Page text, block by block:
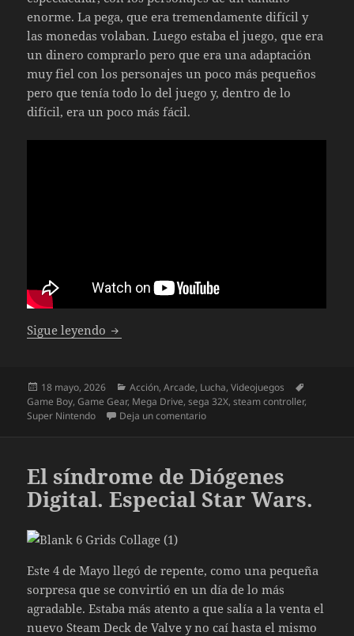
enorme. La pega, que era tremendamente difícil y
las monedas volaban. Luego estaba el juego, que era
un dinero comprarlo pero que era una adaptación
muy fiel con los personajes un poco más pequeños
pero que tenía todo lo del juego y, dentro de lo
difícil, era un poco más fácil.
Sigue leyendo Especial juegos de lucha (XXVII): Mortal
Publicado
el
18 mayo, 2026 Categorías
Acción,Arcade, Lucha,Videojuegos
Game Boy,Game Gear, Mega Drive,sega 32X,steam controller,
Super Nintendo
Deja un comentarioen Especial juegos de lucha
El síndrome de Diógenes
Digital. Especial Star Wars.
Este 4 de Mayo llegó de repente, como una pequeña
sorpresa que se convirtió en un día de lo más
agradable. Estaba más atento a que salía a la venta el
nuevo Steam Deck de Valve y no caí hasta el mismo